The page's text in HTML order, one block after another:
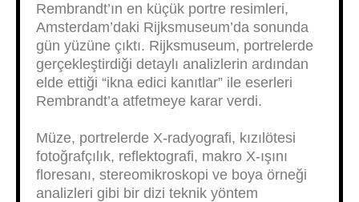
Rembrandt’ın en küçük portre resimleri,
Amsterdam’daki Rijksmuseum’da sonunda
gün yüzüne çıktı. Rijksmuseum, portrelerde
gerçekleştirdiği detaylı analizlerin ardından
elde ettiği “ikna edici kanıtlar” ile eserleri
Rembrandt’a atfetmeye karar verdi.
Müze, portrelerde X-radyografi, kızılötesi
fotoğrafçılık, reflektografi, makro X-ışını
floresanı, stereomikroskopi ve boya örneği
analizleri gibi bir dizi teknik yöntem